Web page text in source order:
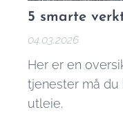
5 smarte
04.03.2026
Her er en
tjenester må du
utleie.